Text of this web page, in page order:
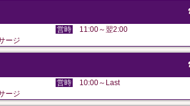
営時 11:00～翌2:00
ージ
営時 10:00～Last
ージ